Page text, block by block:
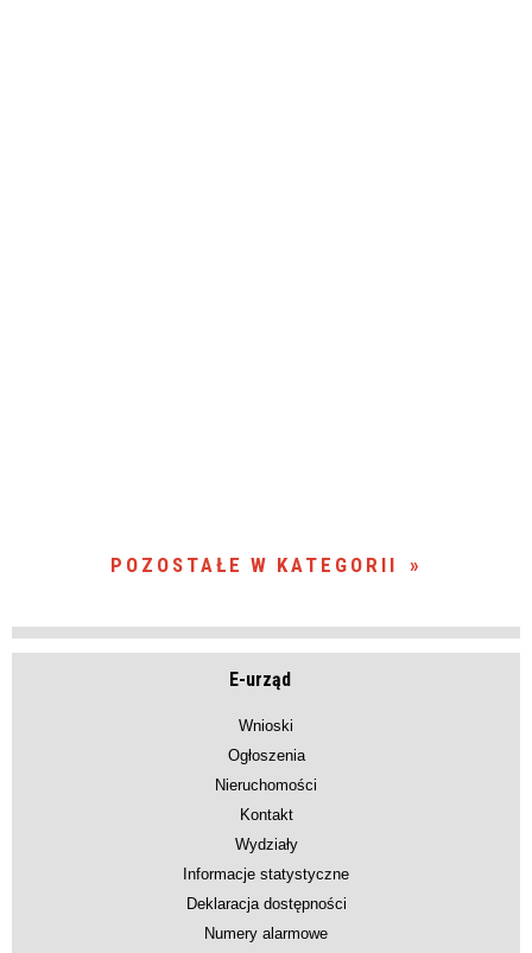
POZOSTAŁE W KATEGORII
E-urząd
Wnioski
Ogłoszenia
Nieruchomości
Kontakt
Wydziały
Informacje statystyczne
Deklaracja dostępności
Numery alarmowe